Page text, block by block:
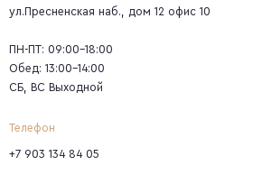
ул.Пресненская наб., дом 12 офис 10
ПН-ПТ: 09:00-18:00
Обед: 13:00-14:00
СБ, ВС Выходной
Телефон
+7 903 134 84 05